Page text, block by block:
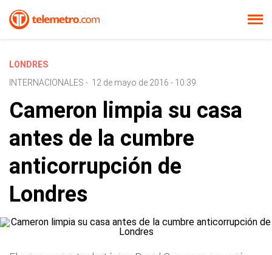
LONDRES
INTERNACIONALES - 12 de mayo de 2016 - 10:39
Cameron limpia su casa
antes de la cumbre
anticorrupción de
Londres